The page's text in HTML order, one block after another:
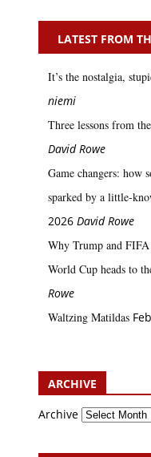
LATEST FROM
It’s the nostalgia,
niemi
Three lessons from
David Rowe
Game changers: how
sparked by a
2026 David Rowe
Why Trump and
World Cup heads to
Rowe
Waltzing Matildas
ARCHIVE
Archive